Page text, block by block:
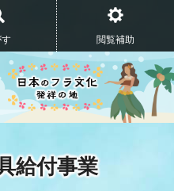
す 閲覧補助
給付事業